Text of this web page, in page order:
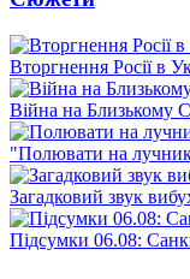
Вторгнення Росії в
Війна на Близькому
"Полювати на
Загадковий звук
Підсумки 06.08: